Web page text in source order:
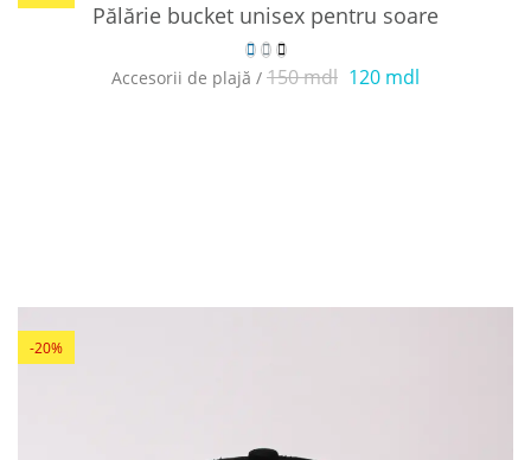
Pălărie bucket unisex pentru soare
Accesorii de plajă / 150 mdl 120 mdl
-20%